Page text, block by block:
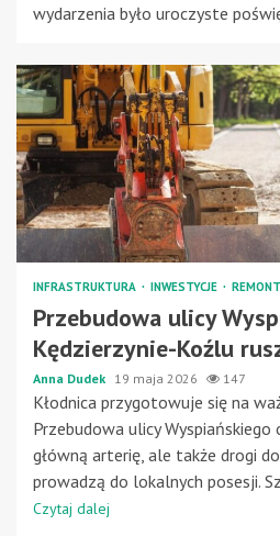
wydarzenia było uroczyste
INFRASTRUKTURA INWESTYCJE
Przebudowa ulicy
Kędzierzynie-Koźlu
Anna Dudek 19 maja 2026 147
Kłodnica przygotowuje się na
Przebudowa ulicy
główną arterię, ale także drogi
prowadzą do lokalnych posesji.
Czytaj dalej